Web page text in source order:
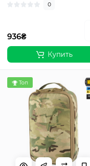
0
936₴
Купить
Топ